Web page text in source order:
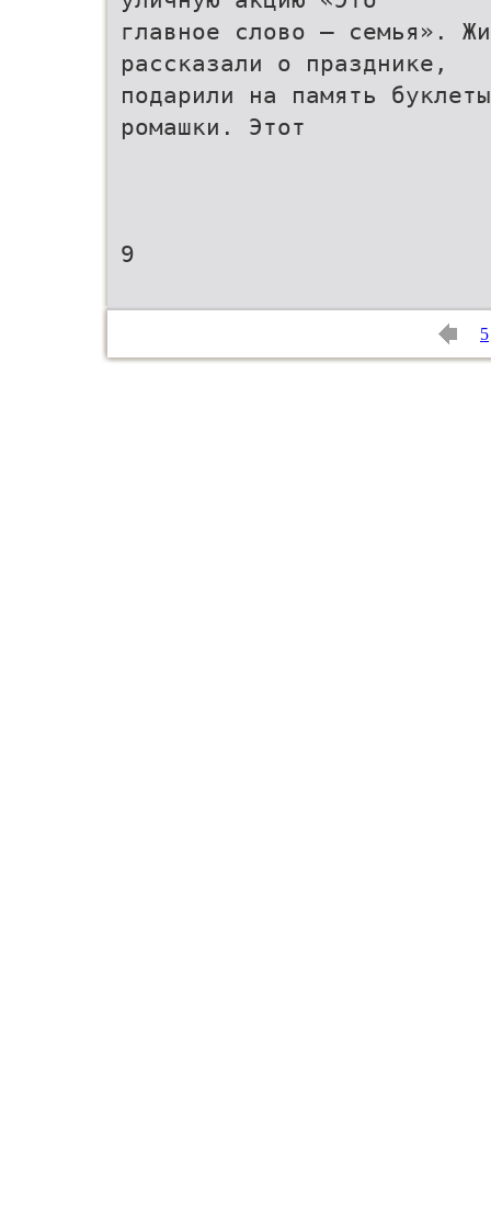
главное слово – семья».
рассказали о празднике,
подарили на память
ромашки. Этот
9
5